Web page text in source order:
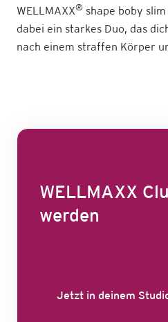
WELLMAXX® shape boby
dabei ein starkes Duo, das
nach einem straffen Körper
WELLMAXX
werden
Jetzt in deinem